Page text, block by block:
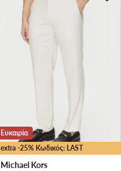
extra -25% Κωδικός: LAST
Ευκαιρία
Michael Kors